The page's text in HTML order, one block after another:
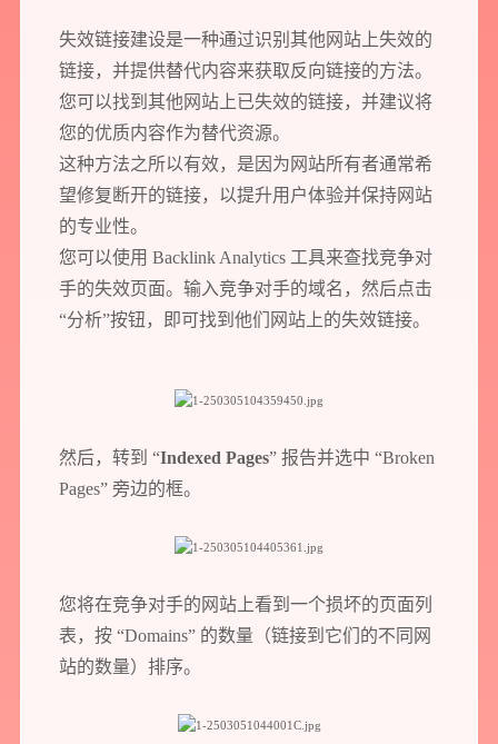
失效链接建设是一种通过识别其他网站上失效的
链接，并提供替代内容来获取反向链接的方法。
您可以找到其他网站上已失效的链接，并建议将
您的优质内容作为替代资源。
这种方法之所以有效，是因为网站所有者通常希
望修复断开的链接，以提升用户体验并保持网站
的专业性。
您可以使用 Backlink Analytics 工具来查找竞争对
手的失效页面。输入竞争对手的域名，然后点击
“分析”按钮，即可找到他们网站上的失效链接。
然后，转到 “Indexed Pages” 报告并选中 “Broken
Pages” 旁边的框。
您将在竞争对手的网站上看到一个损坏的页面列
表，按 “Domains” 的数量（链接到它们的不同网
站的数量）排序。